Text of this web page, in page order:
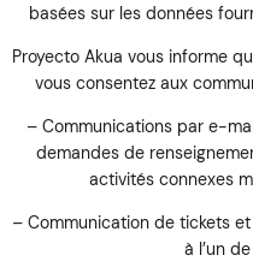
basées sur les données
Proyecto Akua vous informe
vous consentez aux
– Communications par e-
demandes de
activités connexes
– Communication de tickets
à l’un